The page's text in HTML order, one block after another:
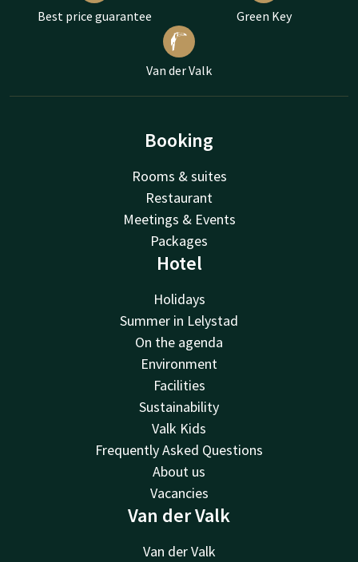
Best price guarantee Green Key
Van der Valk
Booking
Rooms & suites
Restaurant
Meetings & Events
Packages
Hotel
Holidays
Summer in Lelystad
On the agenda
Environment
Facilities
Sustainability
Valk Kids
Frequently Asked Questions
About us
Vacancies
Van der Valk
Van der Valk